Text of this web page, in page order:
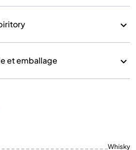
et emballage
Whisky